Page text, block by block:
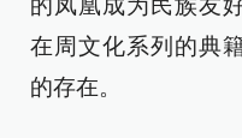
的凤凰成为民族友
在周文化系列的典
的存在。